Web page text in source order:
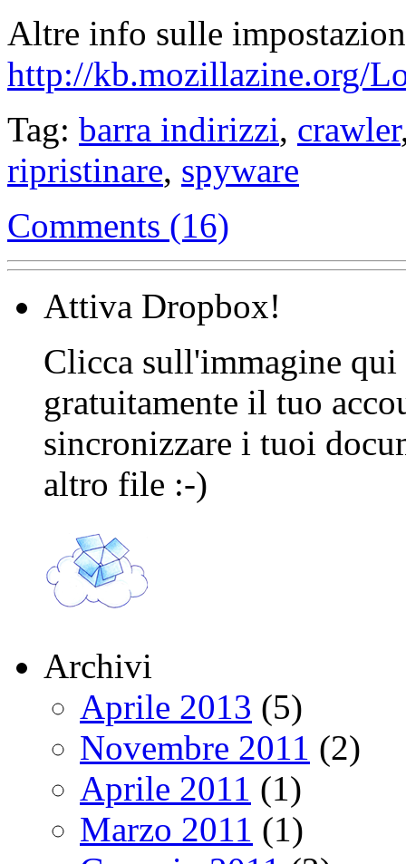
Altre info sulle
http://kb.mozillazine.org/
Tag: barra indirizzi, crawler
ripristinare, spyware
Comments (16)
Attiva Dropbox!
Clicca sull'immagine
gratuitamente il tuo
sincronizzare i tuoi
altro file :-)
Archivi
Aprile 2013 (5)
Novembre 2011 (2)
Aprile 2011 (1)
Marzo 2011 (1)